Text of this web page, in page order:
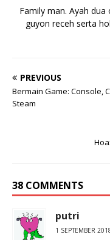
Family man. Ayah
guyon receh serta
PREVIOUS
Bermain Game: Console,
Steam
38 COMMENTS
putri
1 SEPTEMBER